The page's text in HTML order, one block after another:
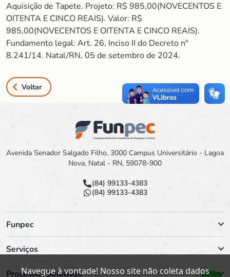
Aquisição de Tapete. Projeto: R$ 985,00(NOVECENTOS E
OITENTA E CINCO REAIS). Valor: R$
985,00(NOVECENTOS E OITENTA E CINCO REAIS).
Fundamento legal: Art. 26, Inciso II do Decreto nº
8.241/14. Natal/RN, 05 de setembro de 2024.
Voltar
Avenida Senador Salgado Filho, 3000 Campus Universitário - Lagoa
Nova, Natal - RN, 59078-900
(84) 99133-4383
(84) 99133-4383
Funpec
Serviços
Processos Seletivos
Navegue à vontade! Nosso site não coleta dados